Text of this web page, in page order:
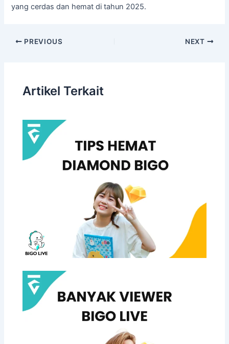
yang cerdas dan hemat di tahun 2025.
PREVIOUS NEXT
Artikel Terkait